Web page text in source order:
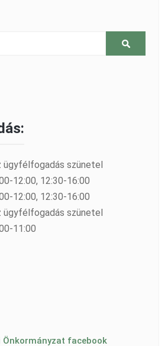
ügyfélfogadás szünetel
12:00, 12:30-16:00
12:00, 12:30-16:00
ügyfélfogadás szünetel
11:00
Önkormányzat facebook